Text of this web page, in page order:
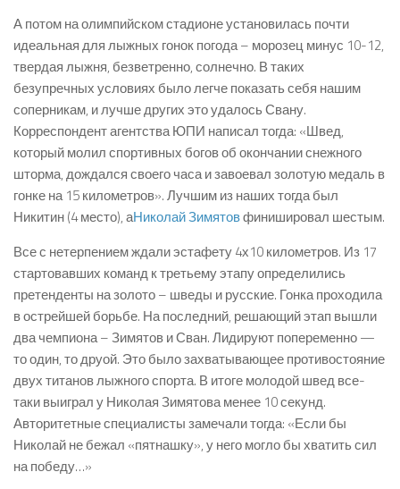
А потом на олимпийском стадионе установилась почти
идеальная для лыжных гонок погода – морозец минус 10-12,
твердая лыжня, безветренно, солнечно. В таких
безупречных условиях было легче показать себя нашим
соперникам, и лучше других это удалось Свану.
Корреспондент агентства ЮПИ написал тогда: «Швед,
который молил спортивных богов об окончании снежного
шторма, дождался своего часа и завоевал золотую медаль в
гонке на 15 километров». Лучшим из наших тогда был
Никитин (4 место), аНиколай Зимятовфинишировал шестым.
Все с нетерпением ждали эстафету 4х10 километров. Из 17
стартовавших команд к третьему этапу определились
претенденты на золото – шведы и русские. Гонка проходила
в острейшей борьбе. На последний, решающий этап вышли
два чемпиона – Зимятов и Сван. Лидируют попеременно —
то один, то друой. Это было захватывающее противостояние
двух титанов лыжного спорта. В итоге молодой швед все-
таки выиграл у Николая Зимятова менее 10 секунд.
Авторитетные специалисты замечали тогда: «Если бы
Николай не бежал «пятнашку», у него могло бы хватить сил
на победу…»